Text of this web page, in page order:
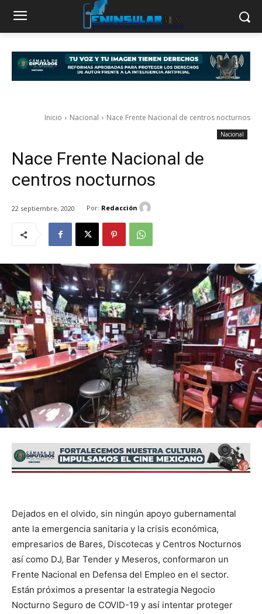
Inicio Nacional Nace Frente Nacional de centros nocturnos
Nacional
Nace Frente Nacional de
centros nocturnos
22 septiembre, 2020 Por: Redacción
Dejados en el olvido, sin ningún apoyo gubernamental
ante la emergencia sanitaria y la crisis económica,
empresarios de Bares, Discotecas y Centros Nocturnos
así como DJ, Bar Tender y Meseros, conformaron un
Frente Nacional en Defensa del Empleo en el sector.
Están próximos a presentar la estrategia Negocio
Nocturno Seguro de COVID-19 y así intentar proteger